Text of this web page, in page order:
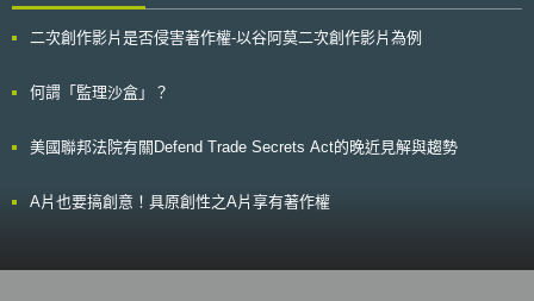
疑慮，「我的健康紀錄法」修訂賦予永久刪除權，使投訴數量開始遞減，
OAIC亦為醫療服務提供者發布有關保護患者個人健康資料相關指引，並與
書(Businessplan)，進而開發成為商品或服務；EXIST研發成果計畫則是透
果，在創業前的籌備階段與公司設立初期導入專業團隊，協助評估相關的創
二次創作影片是否侵害著作權-以谷阿莫二次創作影片為例
何謂「監理沙盒」？
美國聯邦法院有關Defend Trade Secrets Act的晚近見解與趨勢
A片也要搞創意！具原創性之A片享有著作權